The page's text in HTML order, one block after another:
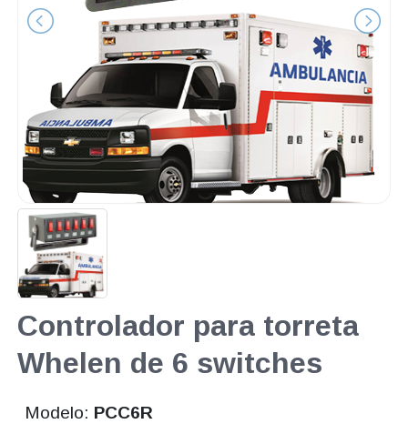
Controlador para torreta
Whelen de 6 switches
Modelo: PCC6R